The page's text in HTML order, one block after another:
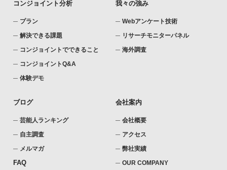
コンジョイント分析
プラン
解決できる課題
コンジョイントでできること
コンジョイントQ&A
体験デモ
我々の強み
Webアンケート技術
リサーチモニターパネル
海外調査
ブログ
芸能人ランキング
自主調査
メルマガ
FAQ
会社案内
会社概要
アクセス
弊社実績
OUR COMPANY